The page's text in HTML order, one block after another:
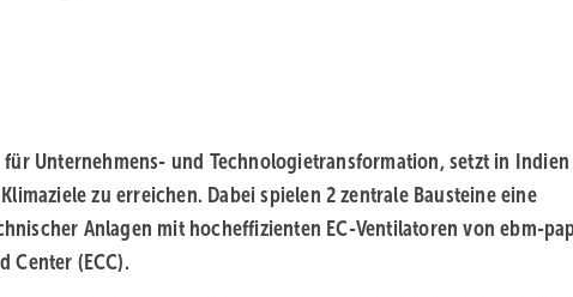
Unternehmens- und Technologietransformation, setzt in Indien
zu erreichen. Dabei spielen 2 zentrale Bausteine eine
Anlagen mit hocheffizienten EC-Ventilatoren von ebm-
Center (ECC).